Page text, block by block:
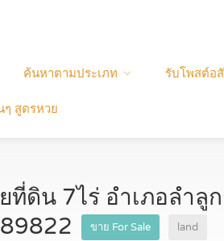
ค้นหาตามประเภท รับโพสต์อ
ๆ สูตรหวย
ที่ดิน 7ไร่ อำเภอลำลู
ขาย For Sale land